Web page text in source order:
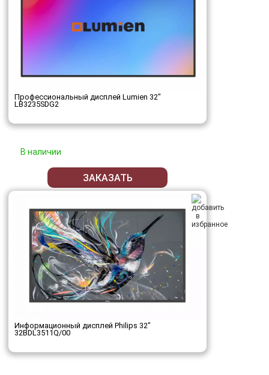
Профессиональный дисплей Lumien 32"
LB3235SDG2
В наличии
ЗАКАЗАТЬ
Информационный дисплей Philips 32"
32BDL3511Q/00